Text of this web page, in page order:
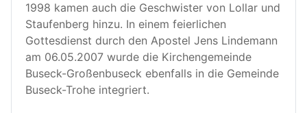
1998 kamen auch die Geschwister von Lollar und
Staufenberg hinzu. In einem feierlichen
Gottesdienst durch den Apostel Jens Lindemann
am 06.05.2007 wurde die Kirchengemeinde
Buseck-Großenbuseck ebenfalls in die Gemeinde
Buseck-Trohe integriert.